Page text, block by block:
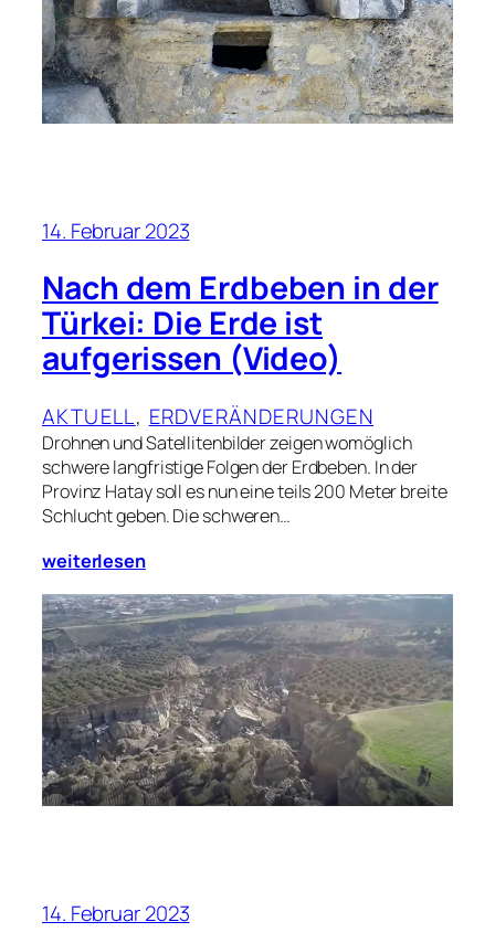
14. Februar 2023
Nach dem Erdbeben in der
Türkei: Die Erde ist
aufgerissen (Video)
AKTUELL, ERDVERÄNDERUNGEN
Drohnen und Satellitenbilder zeigen womöglich
schwere langfristige Folgen der Erdbeben. In der
Provinz Hatay soll es nun eine teils 200 Meter breite
Schlucht geben. Die schweren…
weiterlesen
14. Februar 2023